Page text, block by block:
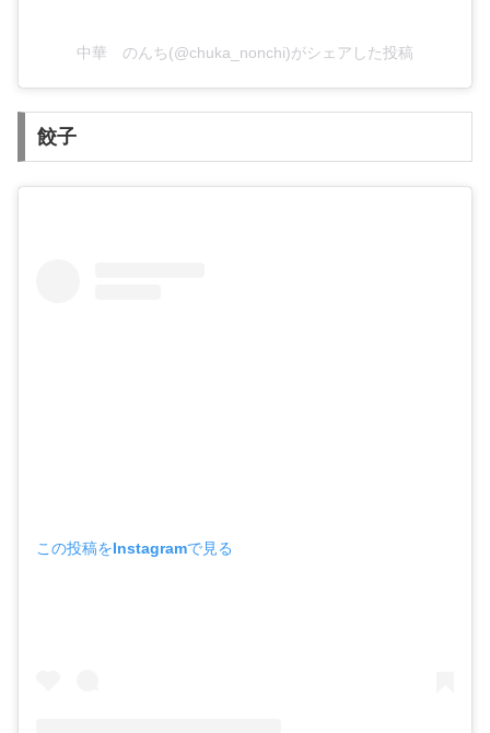
中華 のんち(@chuka_nonchi)がシェアした投稿
餃子
この投稿をInstagramで見る